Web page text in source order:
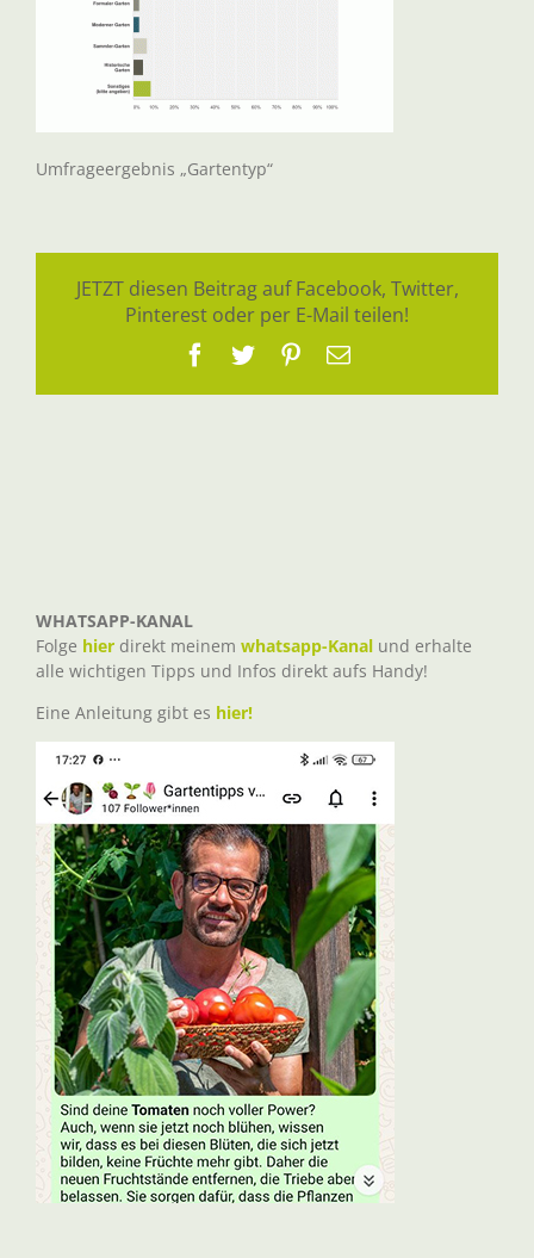
Umfrageergebnis „Gartentyp“
JETZT diesen Beitrag auf Facebook, Twitter,
Pinterest oder per E-Mail teilen!
Facebook
TwitterPinterest
E-
WHATSAPP-KANAL
Folge hier direkt meinem whatsapp-Kanal und erhalte
alle wichtigen Tipps und Infos direkt aufs Handy!
Eine Anleitung gibt es hier!